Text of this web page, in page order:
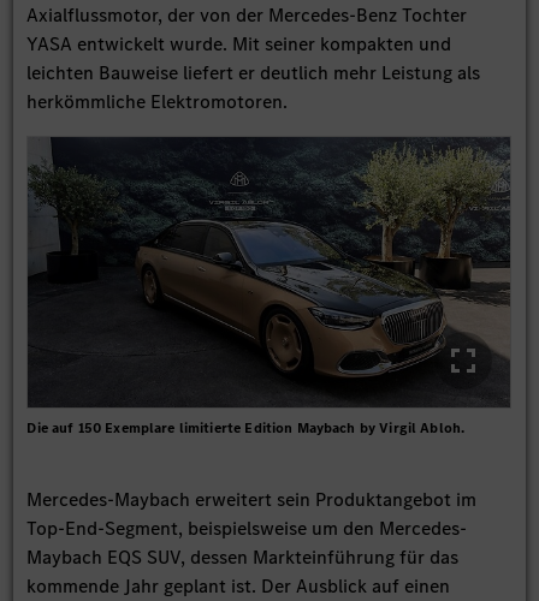
Axialflussmotor, der von der Mercedes-Benz Tochter
YASA entwickelt wurde. Mit seiner kompakten und
leichten Bauweise liefert er deutlich mehr Leistung als
herkömmliche Elektromotoren.
Die auf 150 Exemplare limitierte Edition Maybach by Virgil Abloh.
Mercedes-Maybach erweitert sein Produktangebot im
Top-End-Segment, beispielsweise um den Mercedes-
Maybach EQS SUV, dessen Markteinführung für das
kommende Jahr geplant ist. Der Ausblick auf einen